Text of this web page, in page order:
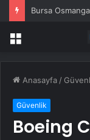
Bursa
Menü
Anasayfa /
Güvenlik
Boeing